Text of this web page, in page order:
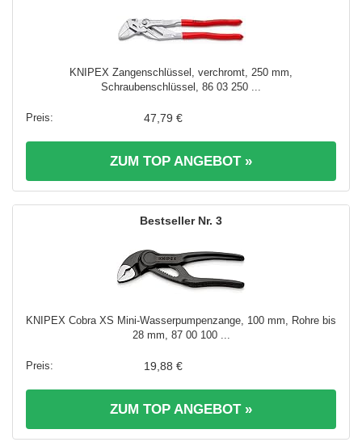
KNIPEX Zangenschlüssel, verchromt, 250 mm,
Schraubenschlüssel, 86 03 250 ...
47,79 €
ZUM TOP ANGEBOT »
3
KNIPEX Cobra XS Mini-Wasserpumpenzange, 100 mm, Rohre bis
28 mm, 87 00 100 ...
19,88 €
ZUM TOP ANGEBOT »